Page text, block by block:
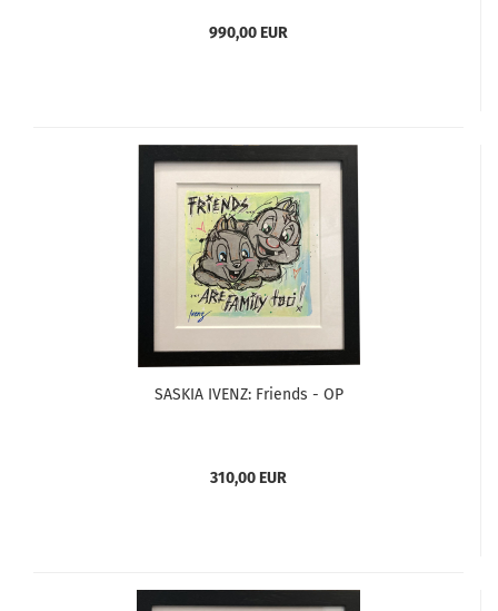
990,00 EUR
SASKIA IVENZ: Friends - OP
310,00 EUR